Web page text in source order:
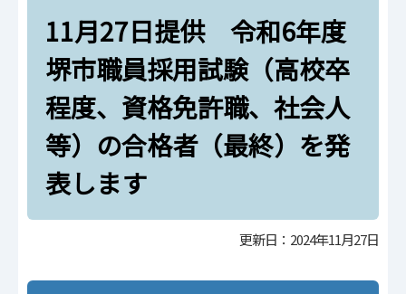
令和6年
令和6年11月
11月27日提供 令和6年度堺市職員採用試験
（高校卒程度、資格免許職、社会人等）の合格
者（最終）を発表します
11月27日提供 令和6年度
堺市職員採用試験（高校卒
程度、資格免許職、社会人
等）の合格者（最終）を発
表します
更新日：2024年11月27日